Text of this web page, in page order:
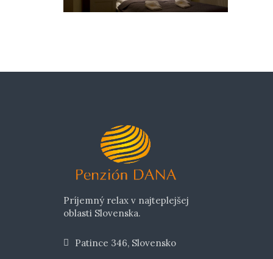
Príjemný relax v najteplejšej
oblasti Slovenska.
Patince 346, Slovensko